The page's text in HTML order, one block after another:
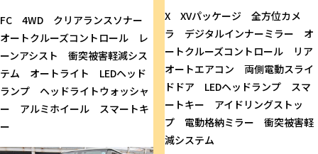
FC 4WD クリアランスソナー
オートクルーズコントロール レ
ーンアシスト 衝突被害軽減シス
テム オートライト LEDヘッド
ランプ ヘッドライトウォッシャ
ー アルミホイール スマートキ
ー
X XVパッケージ 全方位カメ
ラ デジタルインナーミラー オ
ートクルーズコントロール リア
オートエアコン 両側電動スライ
ドドア LEDヘッドランプ スマ
ートキー アイドリングストッ
プ 電動格納ミラー 衝突被害軽
減システム